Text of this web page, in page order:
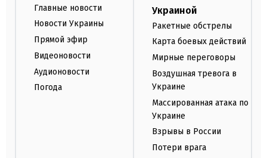
Главные новости
Новости Украины
Прямой эфир
Видеоновости
Аудионовости
Погода
Украиной
Ракетные обстрелы
Карта боевых действий
Мирные переговоры
Воздушная тревога в
Украине
Массированная атака по
Украине
Взрывы в России
Потери врага